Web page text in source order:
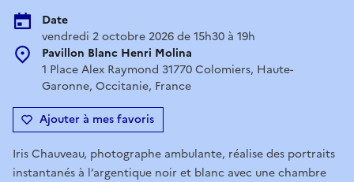
Date
vendredi 2 octobre 2026 de 15h30 à 19h
Pavillon Blanc Henri Molina
1 Place Alex Raymond 31770 Colomiers, Haute-
Garonne, Occitanie, France
Ajouter à mes favoris
Iris Chauveau, photographe ambulante, réalise des portraits
instantanés à l’argentique noir et blanc avec une chambre